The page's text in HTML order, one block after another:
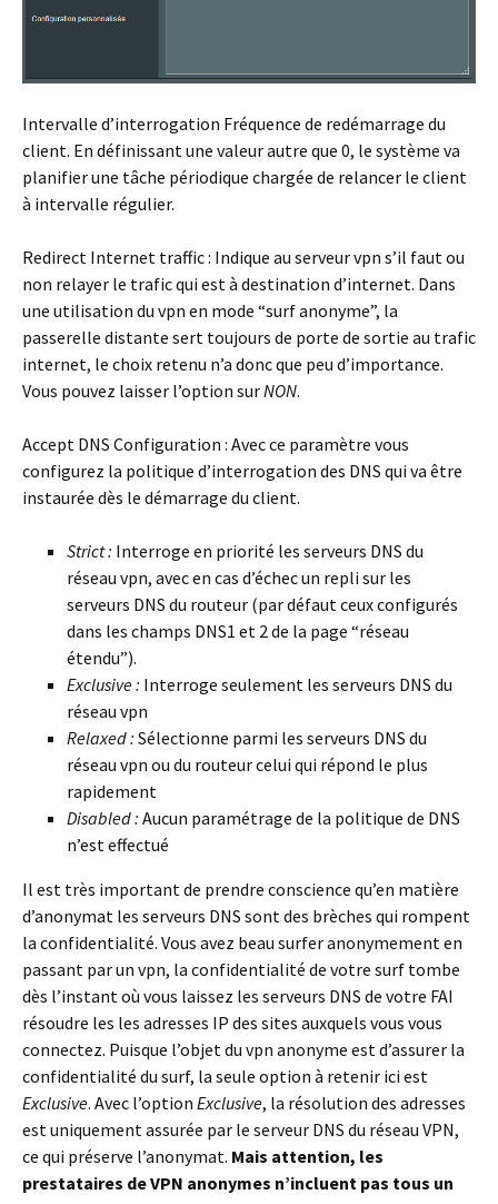
Intervalle d’interrogation Fréquence de redémarrage du
client. En définissant une valeur autre que 0, le système va
planifier une tâche périodique chargée de relancer le client
à intervalle régulier.
Redirect Internet traffic : Indique au serveur vpn s’il faut ou
non relayer le trafic qui est à destination d’internet. Dans
une utilisation du vpn en mode “surf anonyme”, la
passerelle distante sert toujours de porte de sortie au trafic
internet, le choix retenu n’a donc que peu d’importance.
Vous pouvez laisser l’option surNON.
Accept DNS Configuration : Avec ce paramètre vous
configurez la politique d’interrogation des DNS qui va être
instaurée dès le démarrage du client.
Strict : Interroge en priorité les serveurs DNS du
réseau vpn, avec en cas d’échec un repli sur les
serveurs DNS du routeur (par défaut ceux configurés
dans les champs DNS1 et 2 de la page “réseau
étendu”).
Exclusive : Interroge seulement les serveurs DNS du
réseau vpn
Relaxed : Sélectionne parmi les serveurs DNS du
réseau vpn ou du routeur celui qui répond le plus
rapidement
Disabled : Aucun paramétrage de la politique de DNS
n’est effectué
Il est très important de prendre conscience qu’en matière
d’anonymat les serveurs DNS sont des brèches qui rompent
la confidentialité. Vous avez beau surfer anonymement en
passant par un vpn, la confidentialité de votre surf tombe
dès l’instant où vous laissez les serveurs DNS de votre FAI
résoudre les les adresses IP des sites auxquels vous vous
connectez. Puisque l’objet du vpn anonyme est d’assurer la
confidentialité du surf, la seule option à retenir ici est
Exclusive. Avec l’option Exclusive, la résolution des adresses
est uniquement assurée par le serveur DNS du réseau VPN,
ce qui préserve l’anonymat. Mais attention, les
prestataires de VPN anonymes n’incluent pas tous un